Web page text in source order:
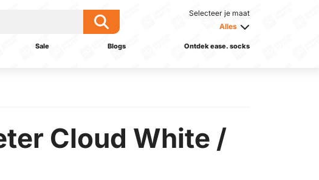
Selecteer je maat
Alles
Sale Blogs Ontdek ease. socks
Cloud White /